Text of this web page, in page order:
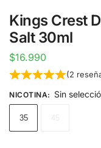
Kings Crest
Salt 30ml
$16.990
(2
NICOTINA: Sin
35